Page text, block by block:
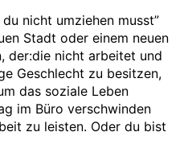
nicht umziehen musst”
Stadt oder einem neuen
der:die nicht arbeitet und
Geschlecht zu besitzen,
das soziale Leben
im Büro verschwinden
zu leisten. Oder du bist